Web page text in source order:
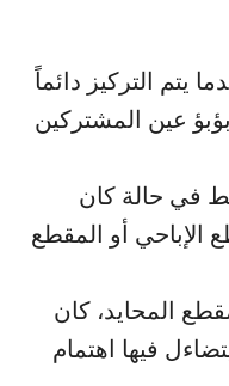
يتم التركيز دائماً
عين المشتركين
في حالة كان
الإباحي أو المقطع
المحايد، كان
فيها اهتمام